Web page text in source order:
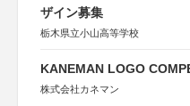
ザイン募集
栃木県立小山高等学校
KANEMAN LOGO
株式会社カネマン